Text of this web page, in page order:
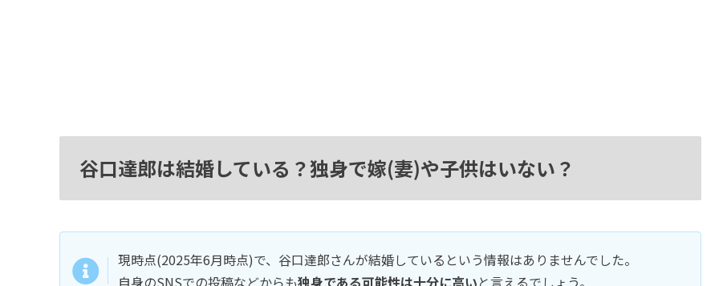
谷口達郎は結婚している？独身で嫁(妻)や子供はいない？
現時点(2025年6月時点)で、谷口達郎さんが結婚しているという情報はありませんでした。
自身のSNSでの投稿などからも独身である可能性は十分に高いと言えるでしょう。